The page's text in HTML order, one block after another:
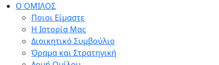
Ο ΟΜΙΛΟΣ
Ποιοι Είμαστε
Η Ιστορία Μας
Διοικητικό Συμβούλιο
Όραμα και Στρατηγική